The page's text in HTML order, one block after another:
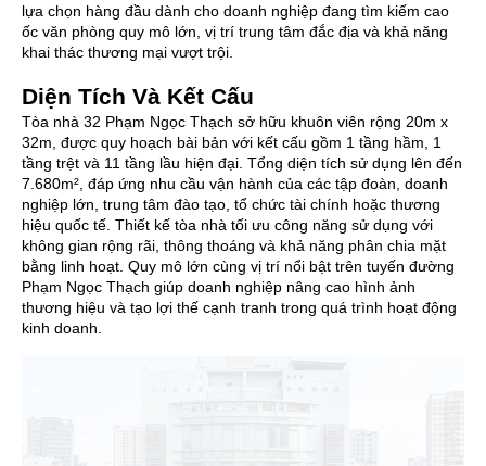
lựa chọn hàng đầu dành cho doanh nghiệp đang tìm kiếm cao
ốc văn phòng quy mô lớn, vị trí trung tâm đắc địa và khả năng
khai thác thương mại vượt trội.
Diện Tích Và Kết Cấu
Tòa nhà 32 Phạm Ngọc Thạch sở hữu khuôn viên rộng 20m x
32m, được quy hoạch bài bản với kết cấu gồm 1 tầng hầm, 1
tầng trệt và 11 tầng lầu hiện đại. Tổng diện tích sử dụng lên đến
7.680m², đáp ứng nhu cầu vận hành của các tập đoàn, doanh
nghiệp lớn, trung tâm đào tạo, tổ chức tài chính hoặc thương
hiệu quốc tế. Thiết kế tòa nhà tối ưu công năng sử dụng với
không gian rộng rãi, thông thoáng và khả năng phân chia mặt
bằng linh hoạt. Quy mô lớn cùng vị trí nổi bật trên tuyến đường
Phạm Ngọc Thạch giúp doanh nghiệp nâng cao hình ảnh
thương hiệu và tạo lợi thế cạnh tranh trong quá trình hoạt động
kinh doanh.